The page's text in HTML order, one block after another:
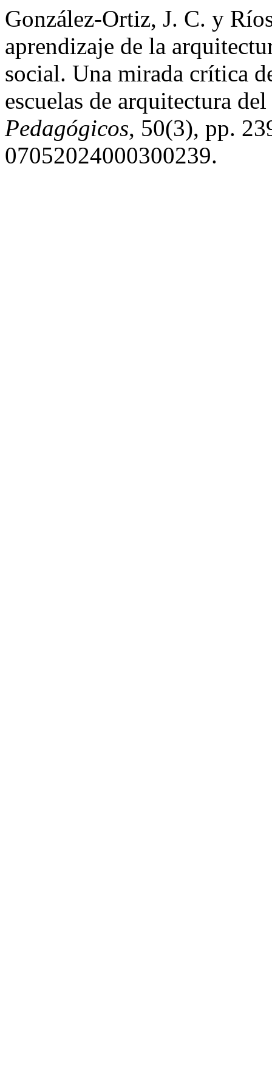
González-Ortiz, J. C. y
aprendizaje de la
social. Una mirada crítica
escuelas de arquitectura
Pedagógicos, 50(3), pp.
07052024000300239.